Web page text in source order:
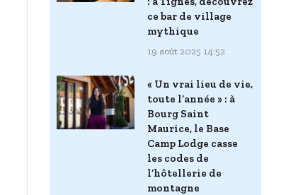
ce bar de village
mythique
19 août 2025 14:52
« Un vrai lieu de vie,
toute l’année » : à
Bourg Saint
Maurice, le Base
Camp Lodge casse
les codes de
l’hôtellerie de
montagne